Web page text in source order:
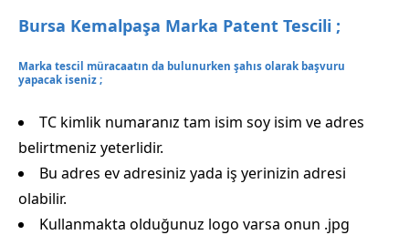
Bursa Kemalpaşa Marka Patent Tescili ;
Marka tescil müracaatın da bulunurken şahıs olarak başvuru
yapacak iseniz ;
TC kimlik numaranız tam isim soy isim ve adres
belirtmeniz yeterlidir.
Bu adres ev adresiniz yada iş yerinizin adresi
olabilir.
Kullanmakta olduğunuz logo varsa onun .jpg